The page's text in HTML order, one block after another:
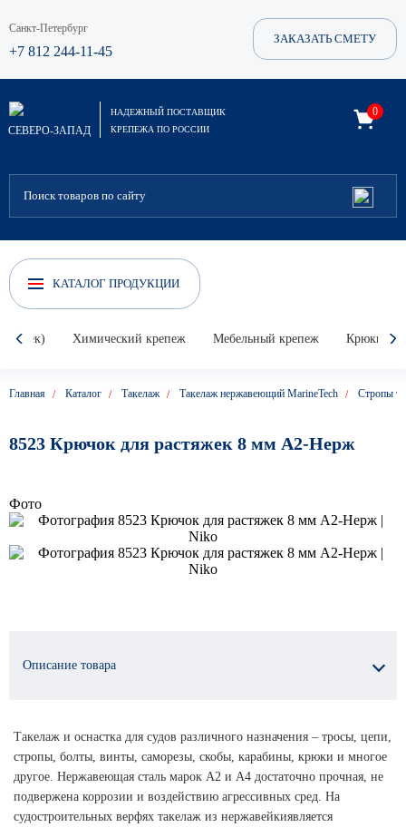
Санкт-Петербург
+7 812 244-11-45
ЗАКАЗАТЬ СМЕТУ
СЕВЕРО-ЗАПАД
НАДЕЖНЫЙ ПОСТАВЩИК
КРЕПЕЖА ПО РОССИИ
0
КАТАЛОГ ПРОДУКЦИИ
Химический крепеж Мебельный крепеж Крюки,
Главная Каталог Такелаж Такелаж нержавеющий MarineTech Стропы
8523 Крючок для растяжек 8 мм А2-Нерж
Фото
Описание товара
Такелаж и оснастка для судов различного назначения – тросы, цепи,
стропы, болты, винты, саморезы, скобы, карабины, крюки и многое
другое. Нержавеющая сталь марок А2 и А4 достаточно прочная, не
подвержена коррозии и воздействию агрессивных сред. На
судостроительных верфях такелаж из нержавейкиявляется